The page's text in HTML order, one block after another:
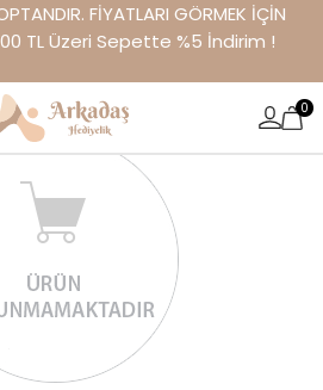
FİYATLARI GÖRMEK İÇİN
TL Üzeri Sepette %5 İndirim !
0